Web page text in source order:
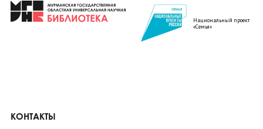
Национальный проект
«Семья»
КОНТАКТЫ